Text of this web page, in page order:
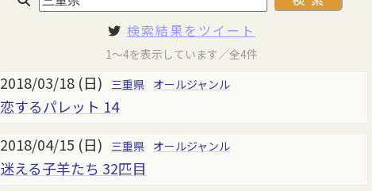
検索結果をツイート
1～4を表示しています／全4件
2018/03/18 (日) 三重県 オールジャンル
恋するパレット 14
2018/04/15 (日)
三重県 オールジャンル
迷える子羊たち 32匹目